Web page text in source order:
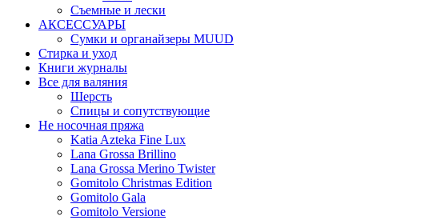
Съемные и лески
АКСЕССУАРЫ
Сумки и органайзеры MUUD
Стирка и уход
Книги журналы
Все для валяния
Шерсть
Спицы и сопутствующие
Не носочная пряжа
Katia Azteka Fine Lux
Lana Grossa Brillino
Lana Grossa Merino Twister
Gomitolo Christmas Edition
Gomitolo Gala
Gomitolo Versione